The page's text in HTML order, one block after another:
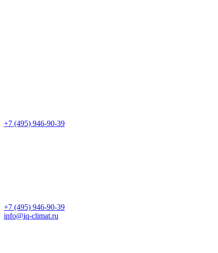
+7 (495) 946-90-39
+7 (495) 946-90-39
info@iq-climat.ru